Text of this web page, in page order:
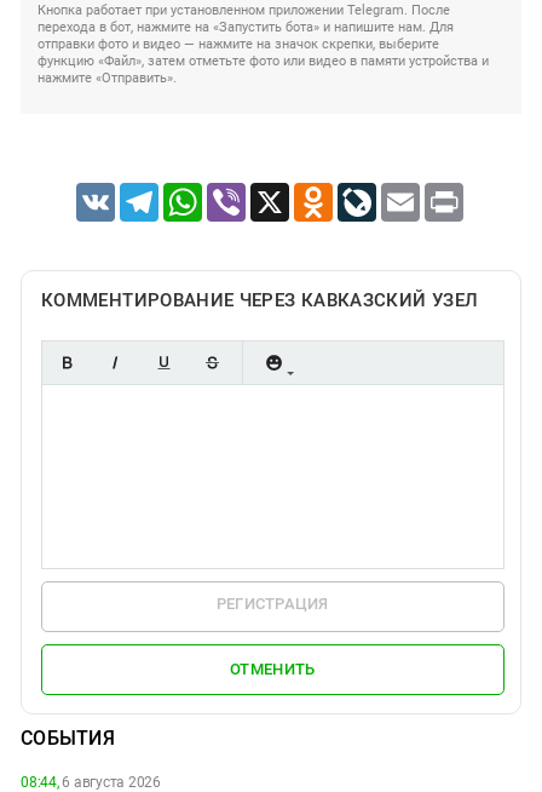
Кнопка работает при установленном приложении Telegram. После
перехода в бот, нажмите на «Запустить бота» и напишите нам. Для
отправки фото и видео — нажмите на значок скрепки, выберите
функцию «Файл», затем отметьте фото или видео в памяти устройства и
нажмите «Отправить».
VK TelegramWhatsApp
Viber X Odnoklassniki
LiveJournal
Email Print
КОММЕНТИРОВАНИЕ ЧЕРЕЗ КАВКАЗСКИЙ УЗЕЛ
РЕГИСТРАЦИЯ
ОТМЕНИТЬ
СОБЫТИЯ
08:44,6 августа 2026